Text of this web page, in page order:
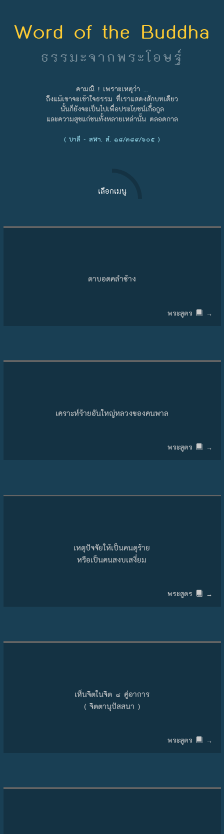
Word of the Buddha
ธรรมะจากพระโอษฐ์
คามณิ ! เพราะเหตุว่า ...
ถึงแม้เขาจะเข้าใจธรรม ที่เราแสดงสักบทเดียว
นั้นก็ยังจะเป็นไปเพื่อประโยชน์เกื้อกูล
และความสุขแก่ชนทั้งหลายเหล่านั้น ตลอดกาล
( บาลี - สฬา. สํ. ๑๘/๓๘๙/๖๐๕ )
เลือกเมนู
ตาบอดคลำช้าง
พระสูตร →
เคราะห์ร้ายอันใหญ่หลวงของคนพาล
พระสูตร →
เหตุปัจจัยให้เป็นคนดุร้าย
หรือเป็นคนสงบเสงี่ยม
พระสูตร →
เห็นจิตในจิต ๘ คู่อาการ
( จิตตานุปัสสนา )
พระสูตร →